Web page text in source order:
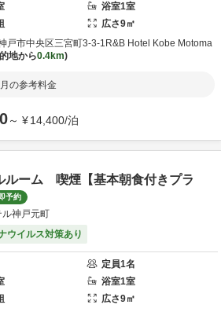
浴室1室
広さ9㎡
戸市中央区三宮町3-3-1 R&B Hotel Kobe Motoma
地から0.4km
の参考料金
～ ¥14,400/泊
ルーム 喫煙【基本朝食付きプラ
予約
ル神戸元町
ウイルス対策あり
定員1名
浴室1室
広さ9㎡